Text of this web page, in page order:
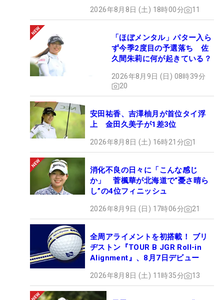
2026年8月8日 (土) 18時00分 11
「ほぼメンタル」パター入ら
ず今季2度目の予選落ち 佐
久間朱莉に何が起きている？
2026年8月9日 (日) 08時39分
20
安田祐香、吉澤柚月が首位タイ浮
上 金田久美子が1差3位
2026年8月8日 (土) 16時21分 1
消化不良の日々に「こんな感じ
か」 菅楓華が北海道で“憂さ晴ら
し”の4位フィニッシュ
2026年8月9日 (日) 17時06分 21
全周アライメントを初搭載！ ブリ
ヂストン『TOUR B JGR Roll-in
Alignment』、8月7日デビュー
2026年8月8日 (土) 11時35分 13